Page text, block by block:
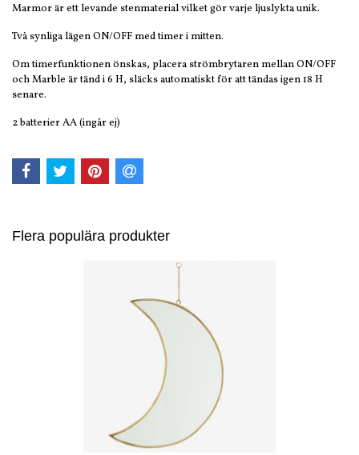
Marmor är ett levande stenmaterial vilket gör varje ljuslykta unik.
Två synliga lägen ON/OFF med timer i mitten.
Om timerfunktionen önskas, placera strömbrytaren mellan ON/OFF
och Marble är tänd i 6 H, släcks automatiskt för att tändas igen 18 H
senare.
2 batterier AA (ingår ej)
Flera populära produkter